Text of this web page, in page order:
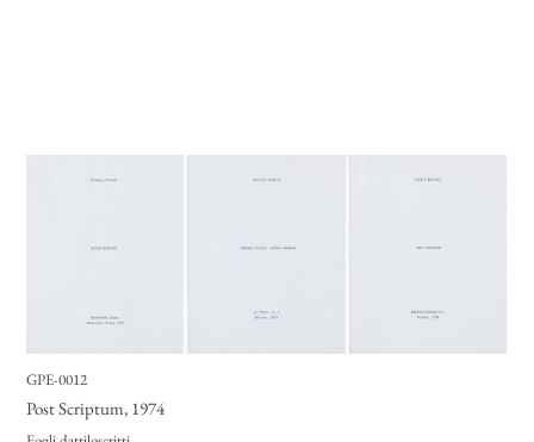
GPE-0012
Post Scriptum, 1974